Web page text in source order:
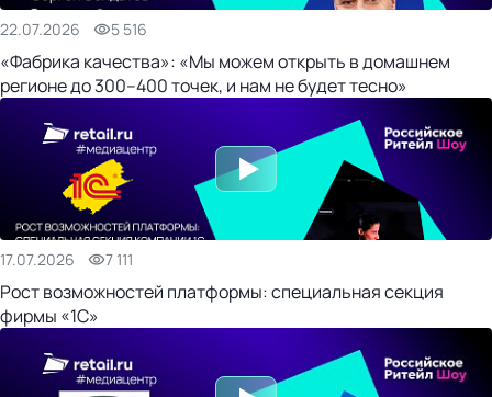
22.07.2026 5 516
«Фабрика качества»: «Мы можем открыть в домашнем
регионе до 300–400 точек, и нам не будет тесно»
17.07.2026 7 111
Рост возможностей платформы: специальная секция
фирмы «1С»